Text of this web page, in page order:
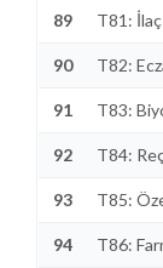
89 T81:
90 T82:
91 T83:
92 T84:
93 T85:
94 T86: